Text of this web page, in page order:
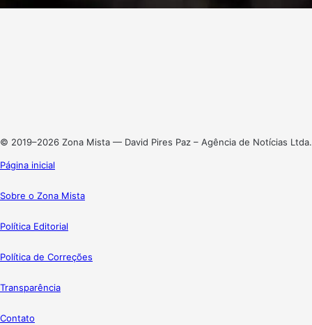
© 2019–2026 Zona Mista — David Pires Paz – Agência de Notícias Ltda.
Página inicial
Sobre o Zona Mista
Política Editorial
Política de Correções
Transparência
Contato